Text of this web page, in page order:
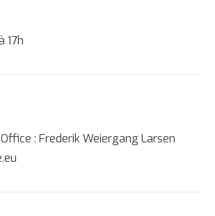
17h
: Frederik Weiergang Larsen